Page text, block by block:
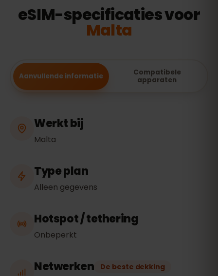
eSIM-specificaties voor
Malta
Aanvullende informatie
Compatibele
apparaten
Werkt bij
Malta
Type plan
Alleen gegevens
Hotspot / tethering
Onbeperkt
Netwerken De beste dekking